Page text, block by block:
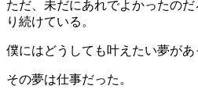
ただ、未だにあれでよかったの
り続けている。
僕にはどうしても叶えたい夢があ
その夢は仕事だった。